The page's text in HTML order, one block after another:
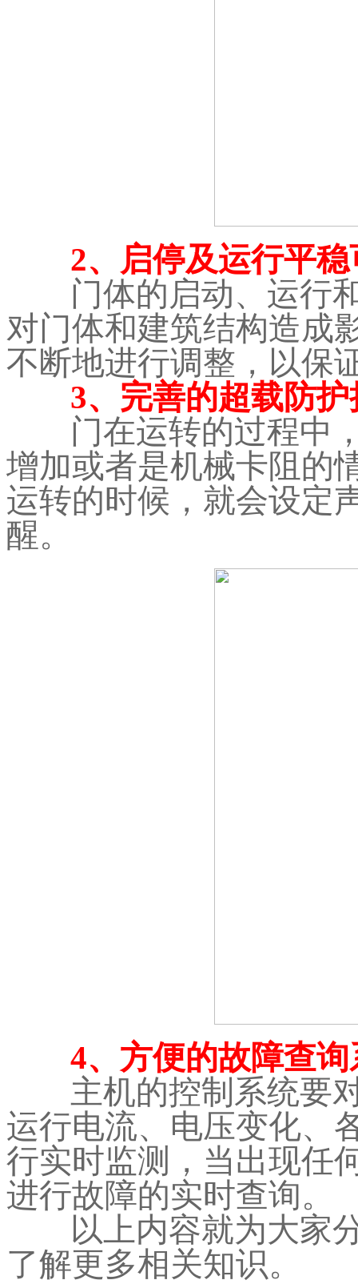
2、启停及运行平
门体的启动、运行
对门体和建筑结构造成
不断地进行调整，以保
3、完善的超载防
门在运转的过程中
增加或者是机械卡阻的
运转的时候，就会设定
醒。
4、方便的故障查
主机的控制系统要
运行电流、电压变化、
行实时监测，当出现任
进行故障的实时查询。
以上内容就为大家
了解更多相关知识。